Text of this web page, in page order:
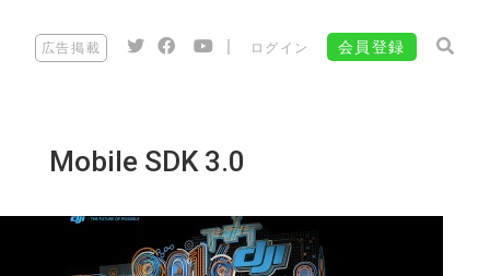
広告掲載 ログイン 会員登録
Mobile SDK 3.0